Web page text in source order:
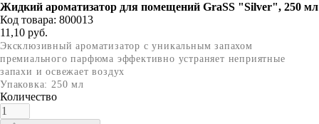
Жидкий ароматизатор для помещений GraSS "Silver", 250 мл
Код товара: 800013
11,10 руб.
Эксклюзивный ароматизатор с уникальным запахом
премиального парфюма эффективно устраняет неприятные
запахи и освежает воздух
Упаковка: 250 мл
Количество